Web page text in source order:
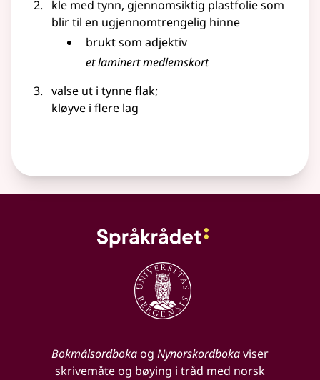
kle med tynn, gjennomsiktig plastfolie som
blir til en ugjennomtrengelig hinne
brukt som adjektiv
et laminert medlemskort
valse ut i tynne flak;
kløyve i flere lag
Bokmålsordbokaog Nynorskordbokaviser
skrivemåte og bøying i tråd med norsk